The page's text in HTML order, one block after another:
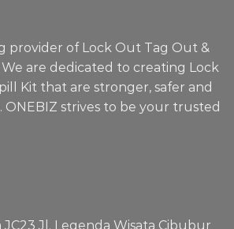
provider of Lock Out Tag Out &
are dedicated to creating Lock
Kit that are stronger, safer and
strives to be your trusted
Jl. Legenda Wisata Cibubur